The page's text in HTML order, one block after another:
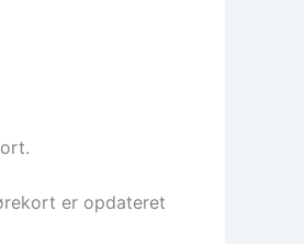
er opdateret